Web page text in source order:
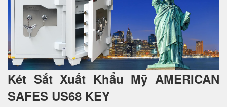
Két Sắt Xuất Khẩu Mỹ AMERICAN
SAFES US68 KEY